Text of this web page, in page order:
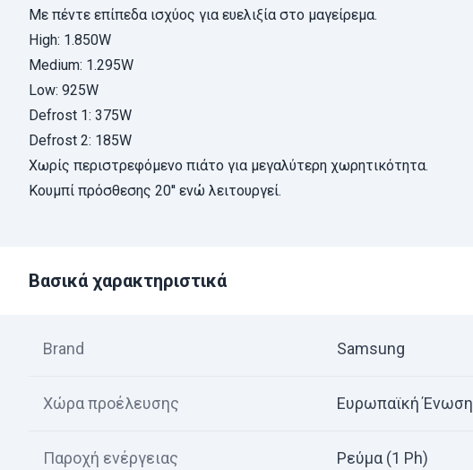
Με πέντε επίπεδα ισχύος για ευελιξία στο μαγείρεμα.
High: 1.850W
Medium: 1.295W
Low: 925W
Defrost 1: 375W
Defrost 2: 185W
Χωρίς περιστρεφόμενο πιάτο για μεγαλύτερη χωρητικότητα.
Κουμπί πρόσθεσης 20'' ενώ λειτουργεί.
Βασικά χαρακτηριστικά
Brand Samsung
Χώρα προέλευσης Ευρωπαϊκή Ένωση
Παροχή ενέργειας Ρεύμα (1 Ph)